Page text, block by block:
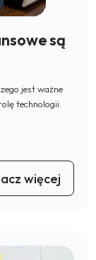
są
jest ważne
technologii.
więcej